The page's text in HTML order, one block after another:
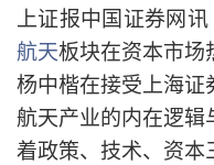
上证报中国证券网
航天板块在资本市场
杨中楷在接受上海
航天产业的内在逻
着政策、技术、资